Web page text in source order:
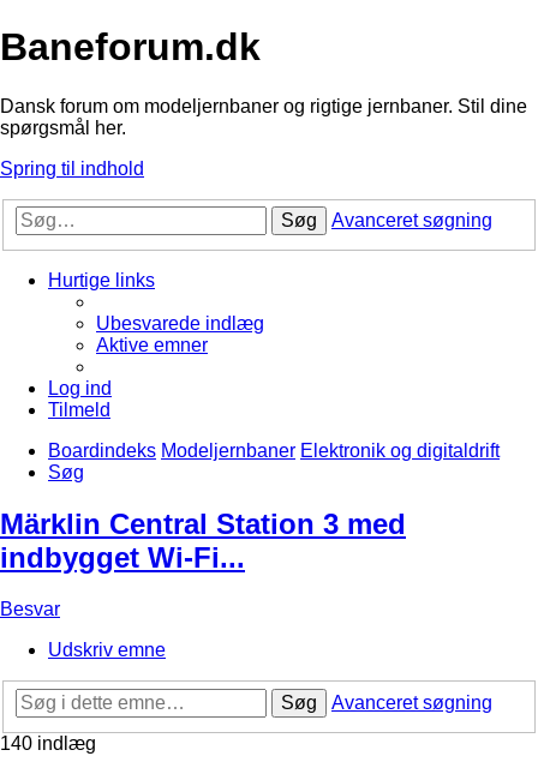
Baneforum.dk
Dansk forum om modeljernbaner og rigtige jernbaner. Stil dine
spørgsmål her.
Spring til indhold
Søg Avanceret søgning
Hurtige links
Ubesvarede indlæg
Aktive emner
Log ind
Tilmeld
Boardindeks Modeljernbaner Elektronik og digitaldrift
Søg
Märklin Central Station 3 med
indbygget Wi-Fi...
Besvar
Udskriv emne
Søg
Avanceret søgning
140 indlæg